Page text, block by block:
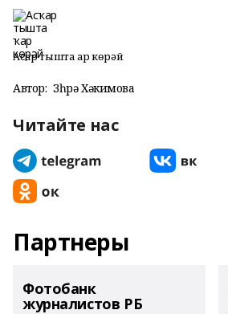
Асҡар тышта ҡар көрәй
Автор: Зөһрә Хәкимова
Читайте нас
Партнеры
Фотобанк
журналистов РБ